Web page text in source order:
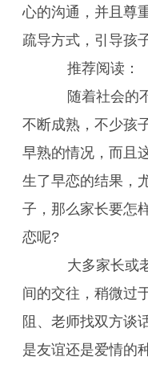
心的沟通，并且尊
疏导方式，引导孩
推荐阅读：
随着社会的不
不断成熟，不少孩
早熟的情况，而且
生了早恋的结果，
子，那么家长要怎
恋呢?
大多家长或老
间的交往，稍微过
阻、老师找双方谈
是友谊还是爱情的